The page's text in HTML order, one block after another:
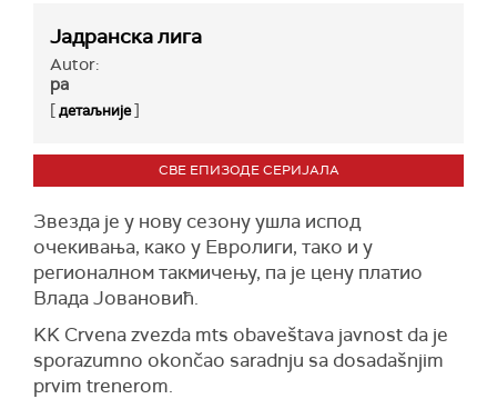
Јадранска лига
Autor:
ра
[детаљније]
СВЕ ЕПИЗОДЕ СЕРИЈАЛА
Звезда је у нову сезону ушла испод
очекивања, како у Евролиги, тако и у
регионалном такмичењу, па је цену платио
Влада Јовановић.
KK Crvena zvezda mts obaveštava javnost da je
sporazumno okončao saradnju sa dosadašnjim
prvim trenerom.